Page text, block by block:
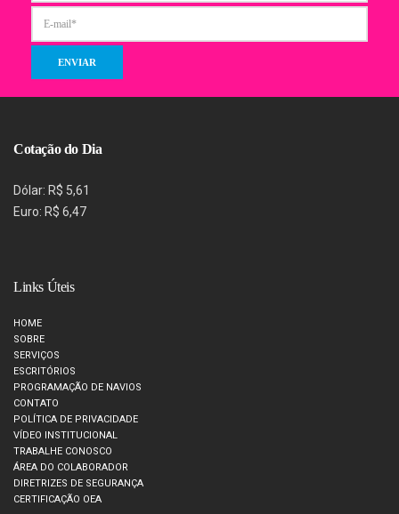
Cotação do Dia
Dólar: R$ 5,61
Euro: R$ 6,47
Links Úteis
HOME
SOBRE
SERVIÇOS
ESCRITÓRIOS
PROGRAMAÇÃO DE NAVIOS
CONTATO
POLÍTICA DE PRIVACIDADE
VÍDEO INSTITUCIONAL
TRABALHE CONOSCO
ÁREA DO COLABORADOR
DIRETRIZES DE SEGURANÇA
CERTIFICAÇÃO OEA